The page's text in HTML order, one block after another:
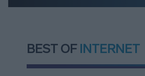
BEST OF INTERNET